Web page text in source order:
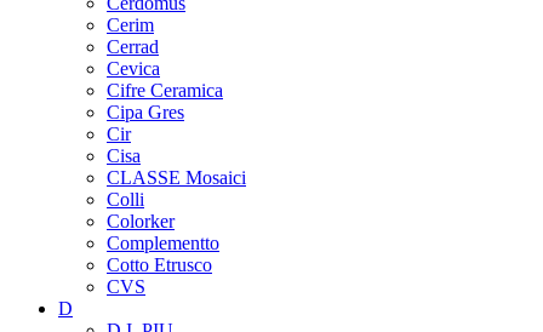
Cerim
Cerrad
Cevica
Cifre Ceramica
Cipa Gres
Cir
Cisa
CLASSE Mosaici
Colli
Colorker
Complementto
Cotto Etrusco
CVS
D